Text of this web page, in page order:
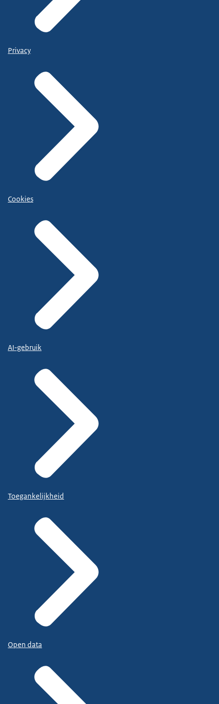
Privacy
Cookies
AI-gebruik
Toegankelijkheid
Open data